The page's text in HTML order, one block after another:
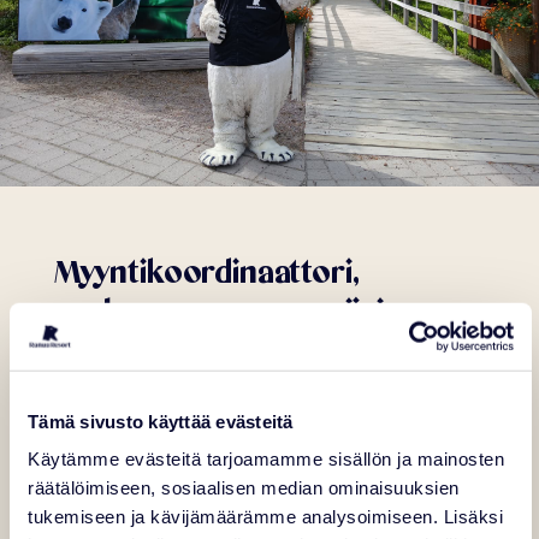
Tämä sivusto käyttää evästeitä
Käytämme evästeitä tarjoamamme sisällön ja mainosten
räätälöimiseen, sosiaalisen median ominaisuuksien
tukemiseen ja kävijämäärämme analysoimiseen. Lisäksi
Myyntikoordinaattori,
vanhempanvapaan sijaisuus
jossa pääset rakentamaan asiakaskokemuksia, kehittämään
kanssa?
Etsimme Ranua Resortille energistä ja omatoimista
myyntikoordinaattoria vanhempainvapaan sijaisuuteen. Tässä